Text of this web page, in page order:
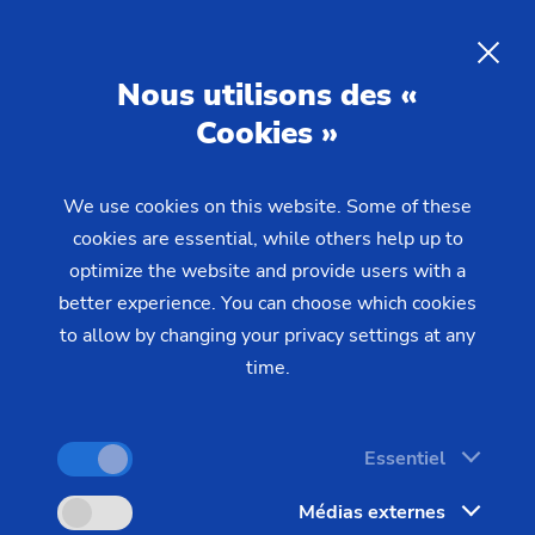
mesure pour votre production
parfaitement adaptées aux exigences de
fabrication les plus diverses : Classic, Modular et
Customized. Des solutions d‘entrée de gamme
économiques aux installations hautement
spécialisées, EMAG vous aide à trouver la solution
optimale pour votre production.
Classic machines
L'entrée efficace dans la fabrication de précision
Nous utilisons des «
Cookies »
We use cookies on this website. Some of these
cookies are essential, while others help up to
optimize the website and provide users with a
better experience. You can choose which cookies
to allow by changing your privacy settings at any
time.
Essentiel
Médias externes